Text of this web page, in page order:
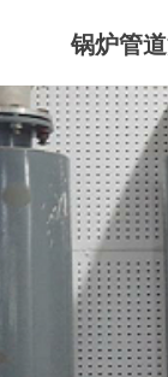
锅炉管